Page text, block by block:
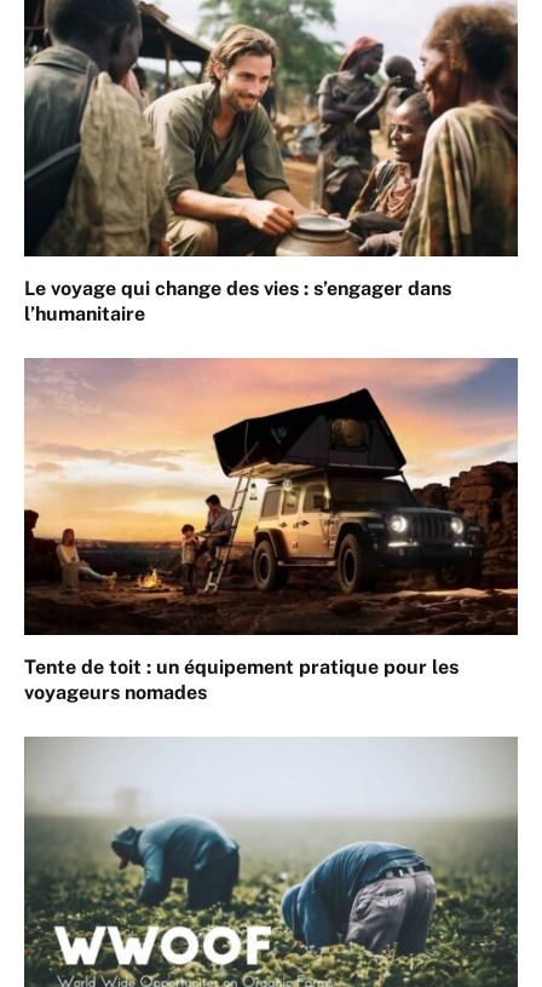
Le voyage qui change des vies : s’engager dans
l’humanitaire
Tente de toit : un équipement pratique pour les
voyageurs nomades